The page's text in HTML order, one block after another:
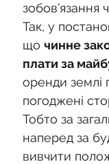
правові
зобов’язання
Так, у
що чинне
плати за
оренди землі
погоджені
Тобто за
наперед за
вивчити